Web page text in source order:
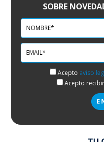
SOBRE
Acepto aviso
Acepto